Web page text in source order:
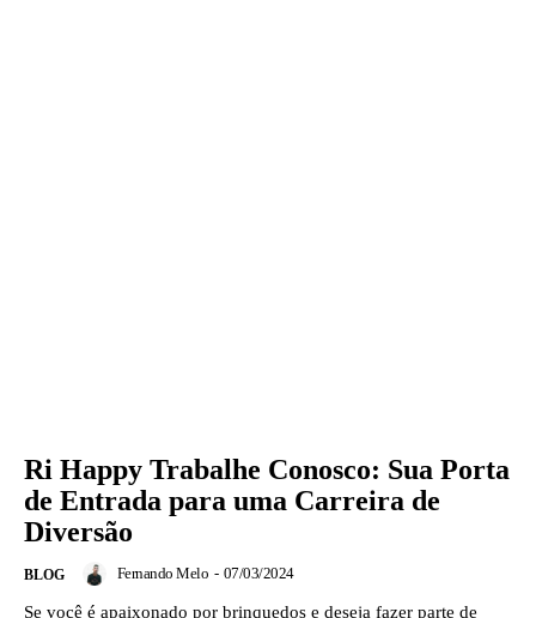
Ri Happy Trabalhe Conosco: Sua Porta
de Entrada para uma Carreira de
Diversão
BLOG Fernando Melo - 07/03/2024
Se você é apaixonado por brinquedos e deseja fazer parte de